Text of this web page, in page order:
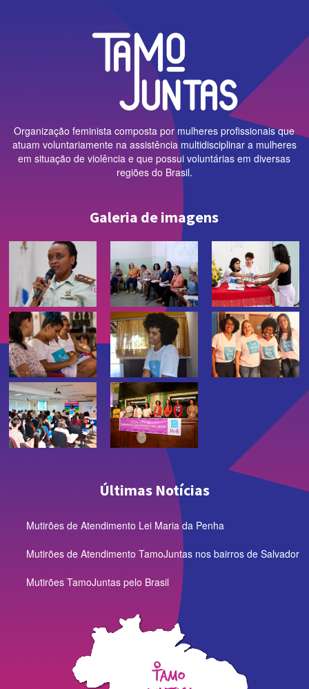
Organização feminista composta por mulheres profissionais que
atuam voluntariamente na assistência multidisciplinar a mulheres
em situação de violência e que possui voluntárias em diversas
regiões do Brasil.
Galeria de imagens
Últimas Notícias
Mutirões de Atendimento Lei Maria da Penha
Mutirões de Atendimento TamoJuntas nos bairros de Salvador
Mutirões TamoJuntas pelo Brasil